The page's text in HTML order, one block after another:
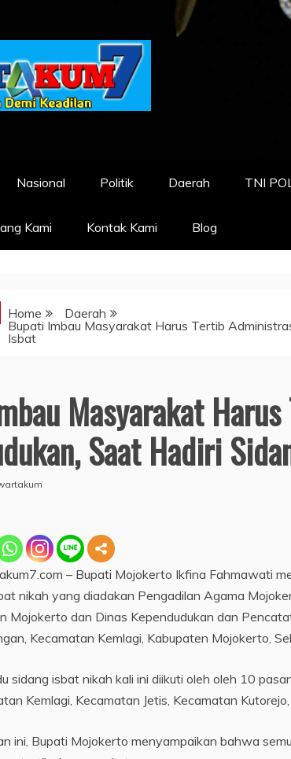
Nasional Politik Daerah TNI
Kami Kontak Kami Blog
Home
Daerah
Bupati Imbau Masyarakat Harus Tertib
Isbat
Masyarakat
Saat Hadiri
– Bupati Mojokerto Ikfina Fahmawati
nikah yang diadakan Pengadilan Agama
Mojokerto dan Dinas Kependudukan dan
Kecamatan Kemlagi, Kabupaten Mojokerto,
sidang isbat nikah kali ini diikuti oleh oleh 10
Kemlagi, Kecamatan Jetis, Kecamatan
ini, Bupati Mojokerto menyampaikan bahwa